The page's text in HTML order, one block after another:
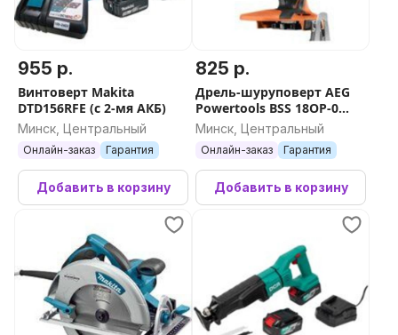
955 р.
Винтоверт Makita
DTD156RFE (с 2-мя АКБ)
Минск, Центральный
Онлайн-заказ Гарантия
Добавить в корзину
825 р.
Дрель-шуруповерт AEG
Powertools BSS 18OP-0
4935451631
Минск, Центральный
Онлайн-заказ Гарантия
Добавить в корзину